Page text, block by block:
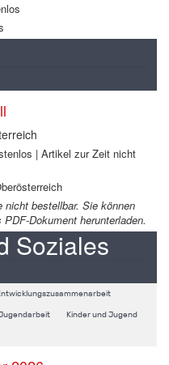
| Artikel zur Zeit nicht
bestellbar. Sie können
Dokument herunterladen.
Soziales
Kinder und Jugend